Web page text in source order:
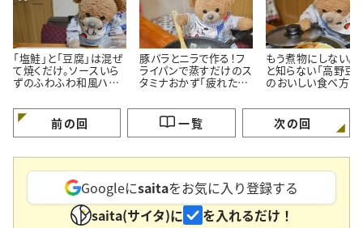
「塩鮭」と「豆腐」は混ぜ
て焼くだけ。ソースいら
ずのふわふわ和風ハン
豚バラとニラで作る！フ
ライパンで蒸すだけのス
タミナおかず「疲れた体
もう煮物にしない。
と知らない「高野豆
のおいしい食べ方
前の回 一覧 次の回
Googleにsaitaをお気に入り登録する
saita(サイタ)に
を入れるだけ！